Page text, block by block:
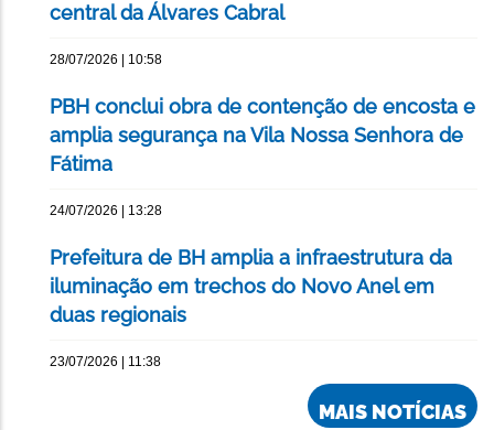
central da Álvares Cabral
28/07/2026 | 10:58
PBH conclui obra de contenção de encosta e
amplia segurança na Vila Nossa Senhora de
Fátima
24/07/2026 | 13:28
Prefeitura de BH amplia a infraestrutura da
iluminação em trechos do Novo Anel em
duas regionais
23/07/2026 | 11:38
MAIS NOTÍCIAS